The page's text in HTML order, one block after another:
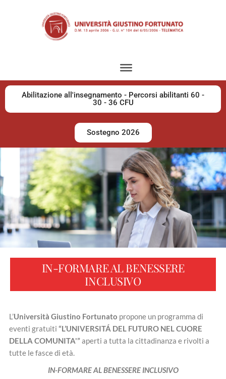
Abilitazione all'insegnamento - Percorsi abilitanti 60 -
30 - 36 CFU
Sostegno 2026
IN-FORMARE AL BENESSERE
INCLUSIVO
L’Università Giustino Fortunato propone un programma di
eventi gratuiti “L’UNIVERSITÁ DEL FUTURO NEL CUORE
DELLA COMUNITA'”aperti a tutta la cittadinanza e rivolti a
tutte le fasce di età.
IN-FORMARE AL BENESSERE INCLUSIVO